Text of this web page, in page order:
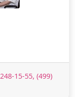
15-55, (499)